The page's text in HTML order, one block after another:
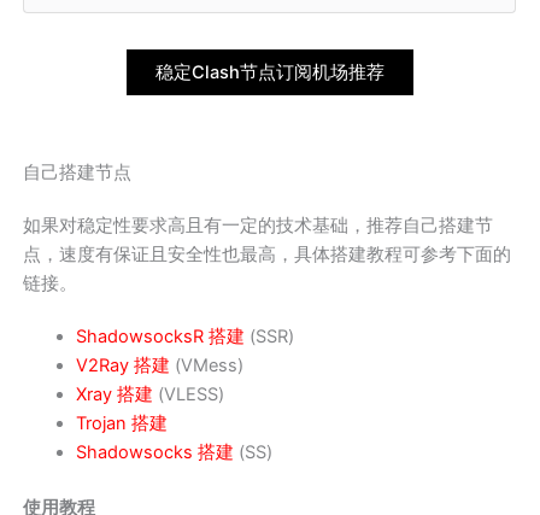
稳定Clash节点订阅机场推荐
自己搭建节点
如果对稳定性要求高且有一定的技术基础，推荐自己搭建节
点，速度有保证且安全性也最高，具体搭建教程可参考下面的
链接。
ShadowsocksR 搭建 (SSR)
V2Ray 搭建 (VMess)
Xray 搭建 (VLESS)
Trojan 搭建
Shadowsocks 搭建 (SS)
使用教程